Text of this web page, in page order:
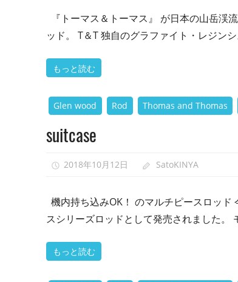
『トーマス＆トーマス』 が日本の山岳渓
ッド。 T＆T 独自のグラファイト・レジン
もっと読む
Glen wood Rod Thomas and Thomas
suitcase
2018年10月12日 SatoKINYA
機内持ち込みOK！ のマルチピースロッ
スシリーズロッドとして発売されました。
もっと読む